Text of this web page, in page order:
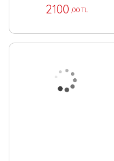
2100 ,00 TL